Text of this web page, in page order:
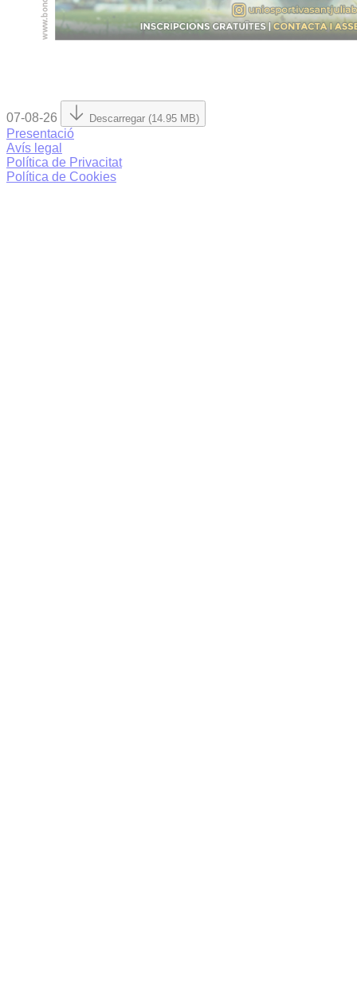
07-08-26 Descarregar (14.95 MB)
Presentació
Avís legal
Política de Privacitat
Política de Cookies